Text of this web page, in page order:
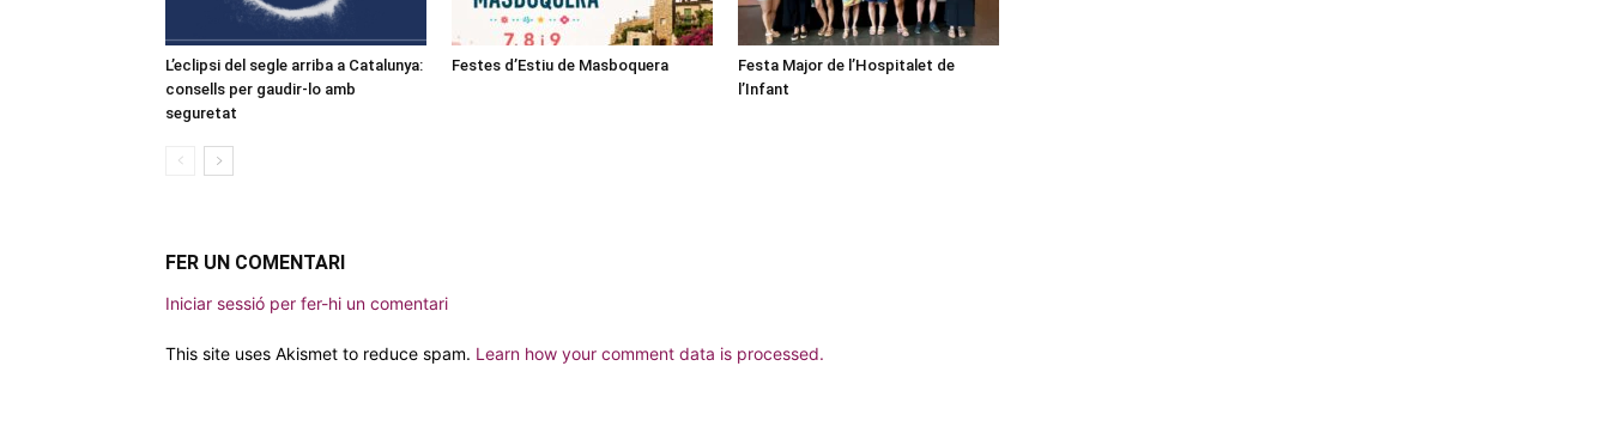
L’eclipsi del segle arriba a Catalunya:
consells per gaudir-lo amb
seguretat
Festes d’Estiu de Masboquera
Festa Major de l’Hospitalet de
l’Infant
FER UN COMENTARI
Iniciar sessió per fer-hi un comentari
This site uses Akismet to reduce spam. Learn how your comment data is processed.